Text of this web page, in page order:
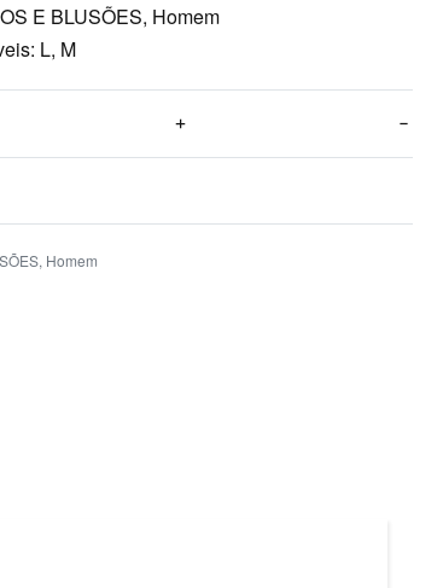
E BLUSÕES, Homem
L, M
, Homem